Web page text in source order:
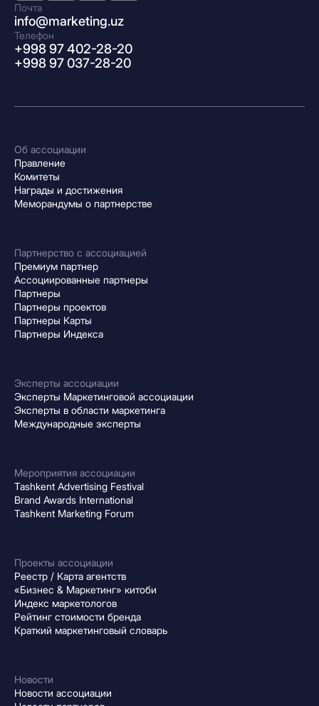
Почта
info@marketing.uz
Телефон
+998 97 402-28-20
+998 97 037-28-20
Об ассоциации
Правление
Комитеты
Награды и достижения
Меморандумы о партнерстве
Партнерство с ассоциацией
Премиум партнер
Ассоциированные партнеры
Партнеры
Партнеры проектов
Партнеры Карты
Партнеры Индекса
Эксперты ассоциации
Эксперты Маркетинговой ассоциации
Эксперты в области маркетинга
Международные эксперты
Мероприятия ассоциации
Tashkent Advertising Festival
Brand Awards International
Tashkent Marketing Forum
Проекты ассоциации
Реестр / Карта агентств
«Бизнес & Маркетинг» китоби
Индекс маркетологов
Рейтинг стоимости бренда
Краткий маркетинговый словарь
Новости
Новости ассоциации